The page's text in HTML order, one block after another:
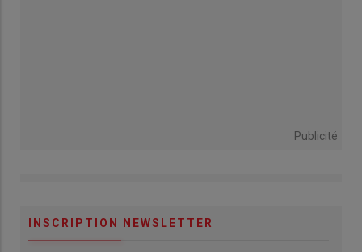
Publicité
INSCRIPTION NEWSLETTER